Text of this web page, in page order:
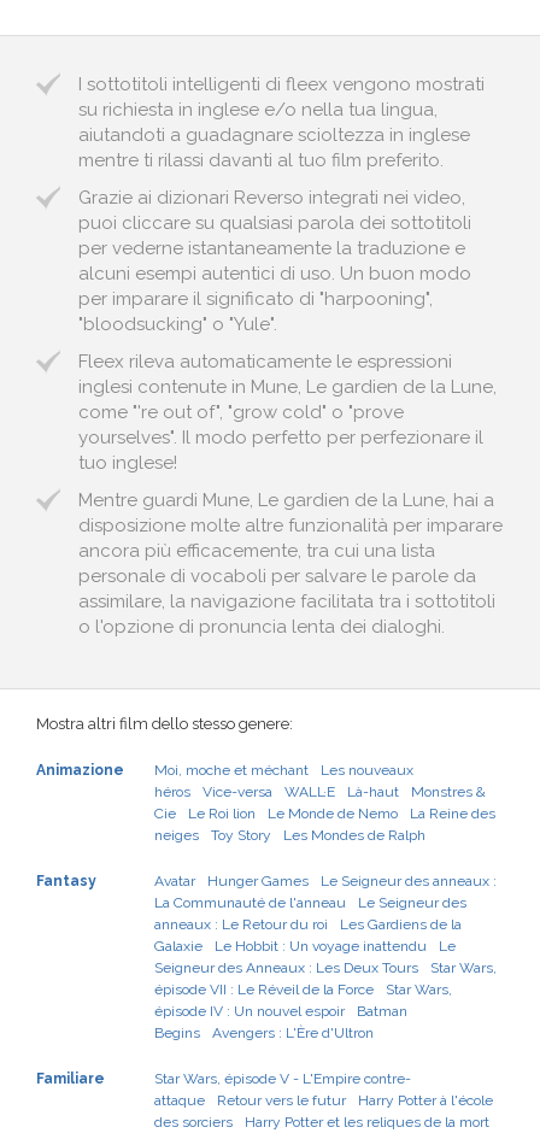
I sottotitoli intelligenti di fleex vengono mostrati
su richiesta in inglese e/o nella tua lingua,
aiutandoti a guadagnare scioltezza in inglese
mentre ti rilassi davanti al tuo film preferito.
Grazie ai dizionari Reverso integrati nei video,
puoi cliccare su qualsiasi parola dei sottotitoli
per vederne istantaneamente la traduzione e
alcuni esempi autentici di uso. Un buon modo
per imparare il significato di "harpooning",
"bloodsucking" o "Yule".
Fleex rileva automaticamente le espressioni
inglesi contenute in Mune, Le gardien de la Lune,
come "'re out of", "grow cold" o "prove
yourselves". Il modo perfetto per perfezionare il
tuo inglese!
Mentre guardi Mune, Le gardien de la Lune, hai a
disposizione molte altre funzionalità per imparare
ancora più efficacemente, tra cui una lista
personale di vocaboli per salvare le parole da
assimilare, la navigazione facilitata tra i sottotitoli
o l'opzione di pronuncia lenta dei dialoghi.
Mostra altri film dello stesso genere:
Animazione Moi, moche et méchant
Les nouveaux
héros
Vice-versa WALL·E Là-haut
Monstres &
Cie
Le Roi lion Le Monde de Nemo
La Reine des
neiges
Toy Story Les Mondes de Ralph
Fantasy Avatar Hunger Games
Le Seigneur des anneaux :
La Communauté de l'anneau
Le Seigneur des
anneaux : Le Retour du roi
Les Gardiens de la
Galaxie
Le Hobbit : Un voyage inattendu
Le
Seigneur des Anneaux : Les Deux Tours
Star Wars,
épisode VII : Le Réveil de la Force
Star Wars,
épisode IV : Un nouvel espoir
Batman
Begins
Avengers : L'Ère d'Ultron
Familiare
Star Wars, épisode V - L'Empire contre-
attaque
Retour vers le futur
Harry Potter à l'école
des sorciers
Harry Potter et les reliques de la mort